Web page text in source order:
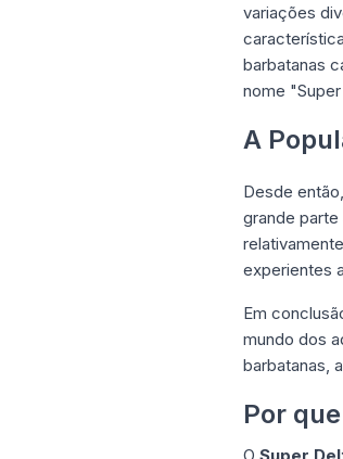
variações
barbatanas
nome
A
Desde
grande
experientes
Em
mundo dos
barbatanas,
Por